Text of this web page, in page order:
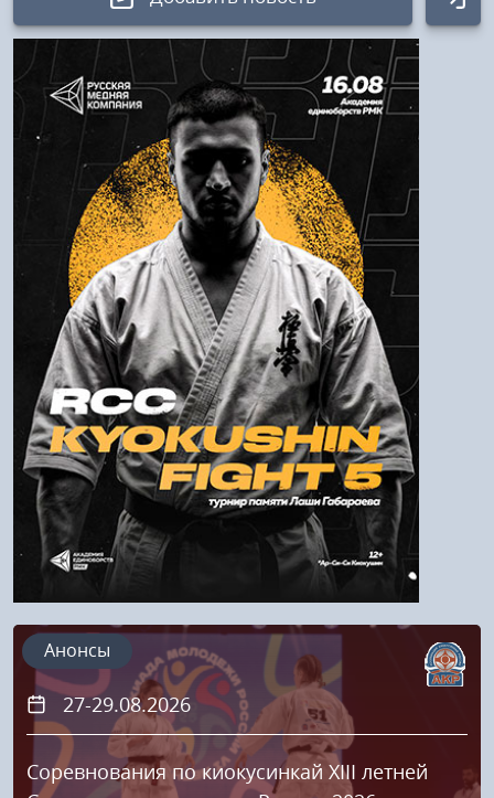
Авторизация
Логин:
Пароль
Войти
Напомнить пароль
Регистрация
27-29.08.2026
Соревнования по киокусинкай XIII летней
Анонсы